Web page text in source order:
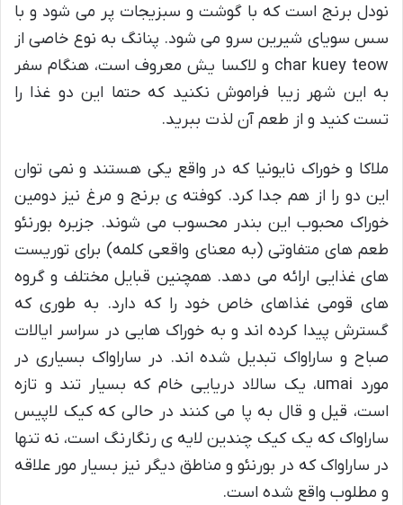
نودل برنج است که با گوشت و سبزیجات پر می شود و با
سس سویای شیرین سرو می شود. پنانگ به نوع خاصی از
char kuey teow و لاکسا یش معروف است، هنگام سفر
به این شهر زیبا فراموش نکنید که حتما این دو غذا را
تست کنید و از طعم آن لذت ببرید.
ملاکا و خوراک نایونیا که در واقع یکی هستند و نمی توان
این دو را از هم جدا کرد. کوفته ی برنج و مرغ نیز دومین
خوراک محبوب این بندر محسوب می شوند. جزیره بورنئو
طعم های متفاوتی (به معنای واقعی کلمه) برای توریست
های غذایی ارائه می دهد. همچنین قبایل مختلف و گروه
های قومی غذاهای خاص خود را که دارد. به طوری که
گسترش پیدا کرده اند و به خوراک هایی در سراسر ایالات
صباح و ساراواک تبدیل شده اند. در ساراواک بسیاری در
مورد umai، یک سالاد دریایی خام که بسیار تند و تازه
است، قیل و قال به پا می کنند در حالی که کیک لاپیس
ساراواک که یک کیک چندین لایه ی رنگارنگ است، نه تنها
در ساراواک که در بورنئو و مناطق دیگر نیز بسیار مور علاقه
و مطلوب واقع شده است.